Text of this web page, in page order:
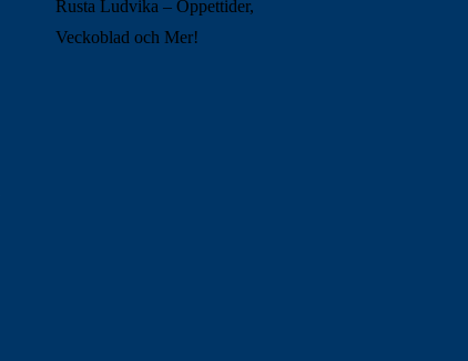
Rusta Ludvika – Öppettider,
Veckoblad och Mer!